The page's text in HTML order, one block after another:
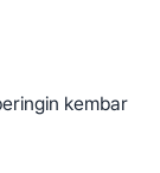
kembar